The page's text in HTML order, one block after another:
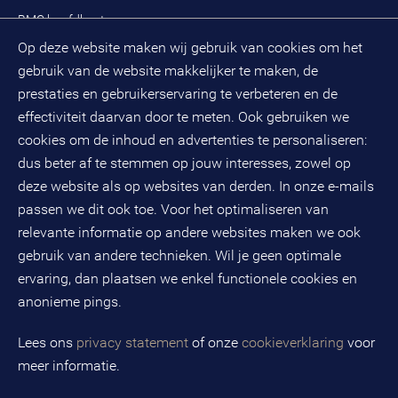
Op deze website maken wij gebruik van cookies om het
gebruik van de website makkelijker te maken, de
prestaties en gebruikerservaring te verbeteren en de
effectiviteit daarvan door te meten. Ook gebruiken we
cookies om de inhoud en advertenties te personaliseren:
dus beter af te stemmen op jouw interesses, zowel op
deze website als op websites van derden. In onze e-mails
passen we dit ook toe. Voor het optimaliseren van
relevante informatie op andere websites maken we ook
gebruik van andere technieken. Wil je geen optimale
ervaring, dan plaatsen we enkel functionele cookies en
anonieme pings.
Lees ons privacy statement of onze cookieverklaring voor
meer informatie.
Evenementen
BMC hoofdkantoor
(033) 496 52 00
Databankweg 26 D
3821 ALAmersfoort
Postbus 490
3800 AL Amersfoort
KvK-nummer: 32078667
BTW-nummer: NL808663598B01
Volg ons op social media
BMC is een geregistreerd handelsmerk van BMC groep B.V.
Copyright © 2026 BMC